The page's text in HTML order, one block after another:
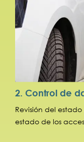
2. Control de
Revisión del
estado de los